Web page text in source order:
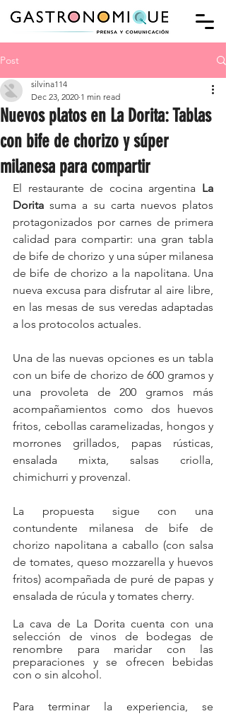
Post
Nuevos platos en La Dorita: Tablas
con bife de chorizo y súper
milanesa para compartir
silvina114
Dec 23, 2020 1 min read
El restaurante de cocina argentina La
Dorita suma a su carta nuevos platos
protagonizados por carnes de primera
calidad para compartir: una gran tabla
de bife de chorizo y una súper milanesa
de bife de chorizo a la napolitana. Una
nueva excusa para disfrutar al aire libre,
en las mesas de sus veredas adaptadas
a los protocolos actuales.
Una de las nuevas opciones es un tabla
con un bife de chorizo de 600 gramos y
una provoleta de 200 gramos más
acompañamientos como dos huevos
fritos, cebollas caramelizadas, hongos y
morrones grillados, papas rústicas,
ensalada mixta, salsas criolla,
chimichurri y provenzal.
La propuesta sigue con una
contundente milanesa de bife de
chorizo napolitana a caballo (con salsa
de tomates, queso mozzarella y huevos
fritos) acompañada de puré de papas y
ensalada de rúcula y tomates cherry.
La cava de La Dorita cuenta con una
selección de vinos de bodegas de
renombre para maridar con las
preparaciones y se ofrecen bebidas
con o sin alcohol.
Para terminar la experiencia, se